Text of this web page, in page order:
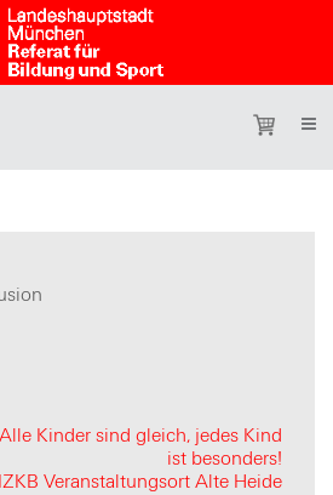
Kinder sind gleich, jedes Kind
ist besonders!
Veranstaltungsort Alte Heide